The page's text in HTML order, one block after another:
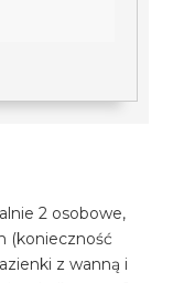
2 osobowe,
(konieczność
z wanną i